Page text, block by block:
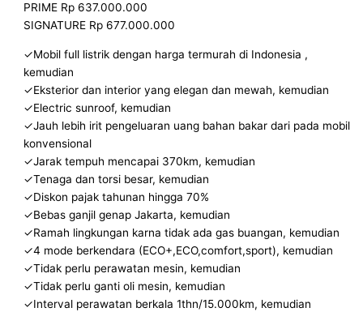
PRIME Rp 637.000.000
SIGNATURE Rp 677.000.000
✓Mobil full listrik dengan harga termurah di Indonesia ,
kemudian
✓Eksterior dan interior yang elegan dan mewah, kemudian
✓Electric sunroof, kemudian
✓Jauh lebih irit pengeluaran uang bahan bakar dari pada mobil
konvensional
✓Jarak tempuh mencapai 370km, kemudian
✓Tenaga dan torsi besar, kemudian
✓Diskon pajak tahunan hingga 70%
✓Bebas ganjil genap Jakarta, kemudian
✓Ramah lingkungan karna tidak ada gas buangan, kemudian
✓4 mode berkendara (ECO+,ECO,comfort,sport), kemudian
✓Tidak perlu perawatan mesin, kemudian
✓Tidak perlu ganti oli mesin, kemudian
✓Interval perawatan berkala 1thn/15.000km, kemudian